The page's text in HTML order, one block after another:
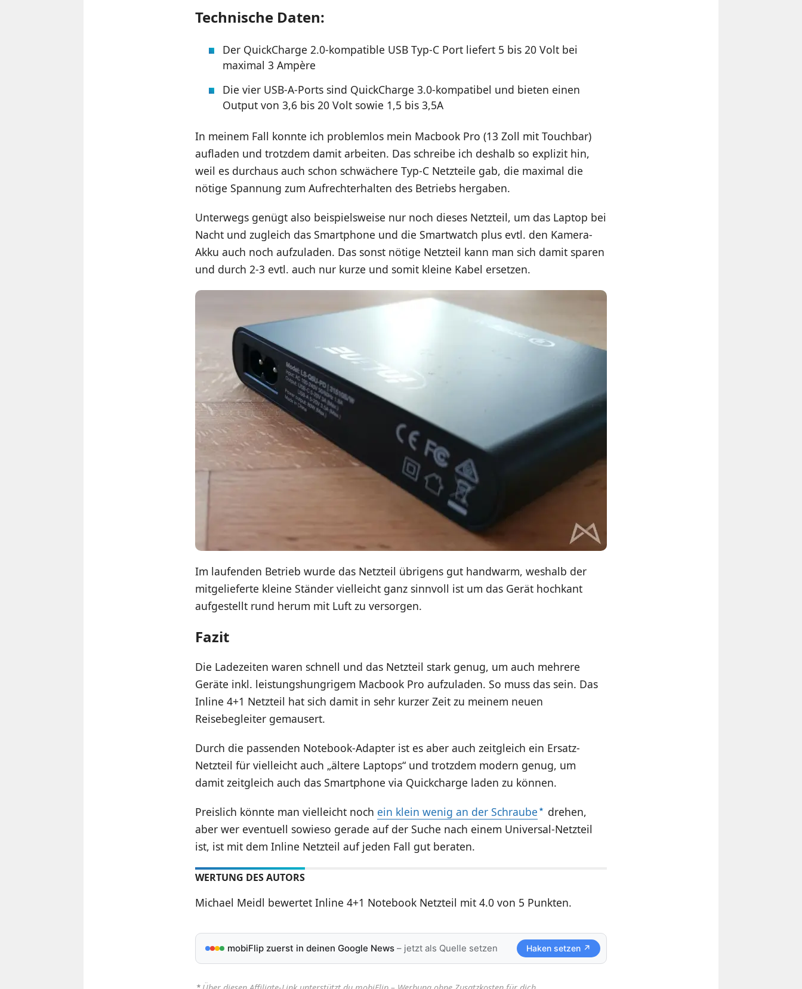
Technische Daten:
Der QuickCharge 2.0-kompatible USB Typ-C Port liefert 5 bis 20 Volt bei
maximal 3 Ampère
Die vier USB-A-Ports sind QuickCharge 3.0-kompatibel und bieten einen
Output von 3,6 bis 20 Volt sowie 1,5 bis 3,5A
In meinem Fall konnte ich problemlos mein Macbook Pro (13 Zoll mit Touchbar)
aufladen und trotzdem damit arbeiten. Das schreibe ich deshalb so explizit hin,
weil es durchaus auch schon schwächere Typ-C Netzteile gab, die maximal die
nötige Spannung zum Aufrechterhalten des Betriebs hergaben.
Unterwegs genügt also beispielsweise nur noch dieses Netzteil, um das Laptop bei
Nacht und zugleich das Smartphone und die Smartwatch plus evtl. den Kamera-
Akku auch noch aufzuladen. Das sonst nötige Netzteil kann man sich damit sparen
und durch 2-3 evtl. auch nur kurze und somit kleine Kabel ersetzen.
Im laufenden Betrieb wurde das Netzteil übrigens gut handwarm, weshalb der
mitgelieferte kleine Ständer vielleicht ganz sinnvoll ist um das Gerät hochkant
aufgestellt rund herum mit Luft zu versorgen.
Fazit
Die Ladezeiten waren schnell und das Netzteil stark genug, um auch mehrere
Geräte inkl. leistungshungrigem Macbook Pro aufzuladen. So muss das sein. Das
Inline 4+1 Netzteil hat sich damit in sehr kurzer Zeit zu meinem neuen
Reisebegleiter gemausert.
Durch die passenden Notebook-Adapter ist es aber auch zeitgleich ein Ersatz-
Netzteil für vielleicht auch „ältere Laptops“ und trotzdem modern genug, um
damit zeitgleich auch das Smartphone via Quickcharge laden zu können.
Preislich könnte man vielleicht noch ein klein wenig an der Schraube
drehen,
aber wer eventuell sowieso gerade auf der Suche nach einem Universal-Netzteil
ist, ist mit dem Inline Netzteil auf jeden Fall gut beraten.
WERTUNG DES AUTORS
Michael Meidl bewertet Inline 4+1 Notebook Netzteil mit 4.0 von 5 Punkten.
mobiFlip zuerst in deinen Google News– jetzt als Quelle setzen Haken setzen ↗
⋆